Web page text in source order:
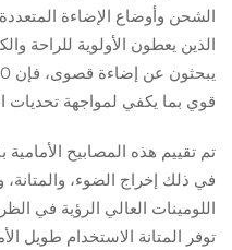
الشحن وأوضاع الإضاءة
الذين يعطون الأولوية للراحة
قوي بما يكفي لمواجهة تحديات
تم تقييم هذه المصابيح
في ذلك إخراج الضوء،
اللومينات العالي الرؤية في
توفر المتانة الاستخدام طويل